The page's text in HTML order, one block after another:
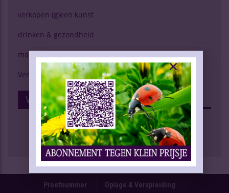
verkopen (g)een kunst
drinken & gezondheid
marktspiegel
Verschijning Drinks Slijtersvakblad
Volg Ons Op Facebook
Proefnummer
Oplage & Verspreiding